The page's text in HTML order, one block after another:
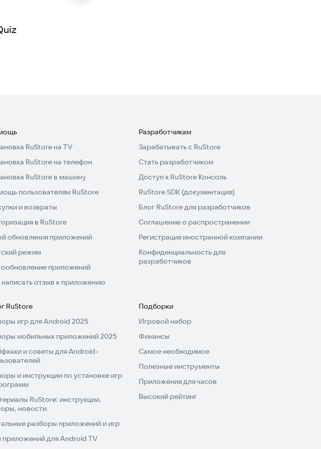
свои знания
Если вы любите
проводя
вам
PUBG!
RuStore на TV
RuStore на телефон
RuStore в машину
пользователям RuStore
и возвраты
в RuStore
обновления приложений
режим
приложений
написать отзыв к приложению
Разработчикам
Зарабатывать с RuStore
Стать разработчиком
Доступ к RuStore Консоль
RuStore SDK (документация)
Блог RuStore для разработчиков
Соглашение о распространении
Регистрация иностранной компании
Конфиденциальность для
разработчиков
RuStore
игр для Android 2025
мобильных приложений 2025
и советы для Android-
и инструкции по установке игр
RuStore: инструкции,
новости
разборы приложений и игр
приложений для Android TV
Подборки
Игровой набор
Финансы
Самое необходимое
Полезные инструменты
Приложения для часов
Высокий рейтинг